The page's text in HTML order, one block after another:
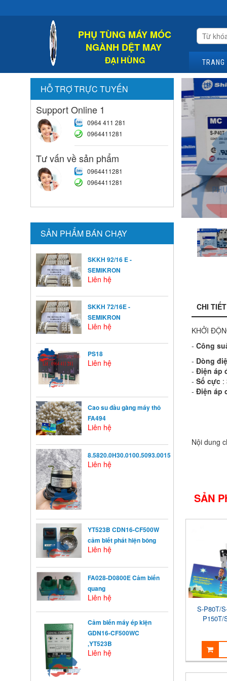
PHỤ TÙNG MÁY MÓC
NGÀNH DỆT MAY
ĐẠI HÙNG TRANG
HỖ TRỢ TRỰC TUYẾN
Support Online 1
0964 411 281
0964411281
Tư vấn về sản phẩm
0964411281
0964411281
SẢN PHẨM BÁN CHẠY
SKKH 92/16 E -
SEMIKRON
Liên hệ
SKKH 72/16E -
SEMIKRON
Liên hệ
PS18
Liên hệ
Cao su đầu gàng máy thô
FA494
Liên hệ
8.5820.0H30.0100.5093.0015
Liên hệ
YT523B CDN16-CF500W
cảm biết phát hiện bông
Liên hệ
FA028-D0800E Cảm biến
quang
Liên hệ
Cảm biến máy ép kiện
GDN16-CF500WC
,YT523B
Liên hệ
KHỞI ĐỘNG TỪ LÀ GÌ?
Khởi động từ (KĐT) là một loại
khí cụ điện dùng ...
CHI TIẾT
KHỞI
-Công
- Dòng
-Điện áp
-Số cực :
-Điện áp
Nội dung
SẢN
S-P80T/
P150T/